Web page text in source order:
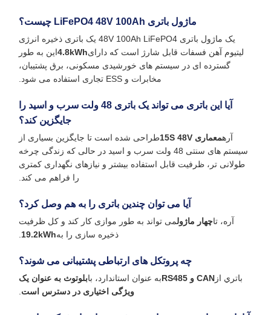
ماژول باتری LiFePO4 48V 100Ah چیست؟
یک ماژول باتری 48V 100Ah LiFePO4 یک باتری ذخیره انرژی
لیتیوم آهن فسفات قابل شارژ است که دارای4.8kWhاین به طور
گسترده ای در سیستم های خورشیدی مسکونی، برق پشتیبان،
مخابرات و ESS تجاری استفاده می شود.
آیا این باتری می تواند یک باتری 48 ولت سرب و اسید را
جایگزین کند؟
آرهمعماری 15S 48V
طراحی شده است تا جایگزین بسیاری از
سیستم های سنتی 48 ولت سرب و اسید در حالی که زندگی چرخه
طولانی تر، ظرفیت قابل استفاده بیشتر و نیازهای نگهداری کمتری
را فراهم می کند.
آیا می توان چندین باتری را به هم وصل کرد؟
آره، تاچهار ماژولمی تواند به طور موازی کار کند و کل ظرفیت
ذخیره سازی را به19.2kWh
چه پروتکل های ارتباطی پشتیبانی می شوند؟
باتري از CAN و RS485 به عنوان استاندارد، بابلوتوث به عنوان یک
ویژگی اختیاری در دسترس است